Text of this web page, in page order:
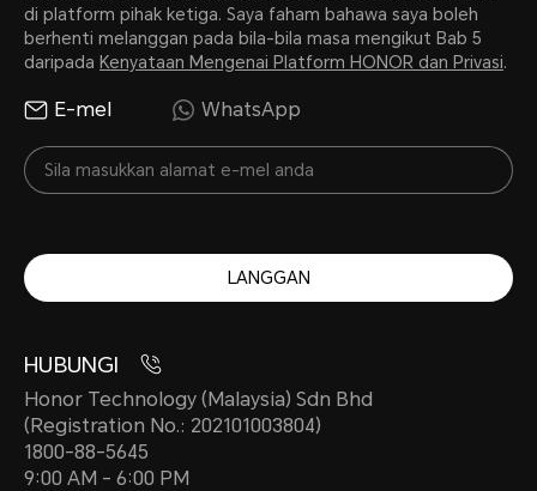
di platform pihak ketiga. Saya faham bahawa saya boleh
berhenti melanggan pada bila-bila masa mengikut Bab 5
daripada Kenyataan Mengenai Platform HONOR dan Privasi.
E-mel WhatsApp
LANGGAN
HUBUNGI
Honor Technology (Malaysia) Sdn Bhd
(Registration No.: 202101003804)
1800-88-5645
9:00 AM - 6:00 PM